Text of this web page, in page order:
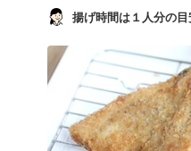
揚げ時間は１人分の目